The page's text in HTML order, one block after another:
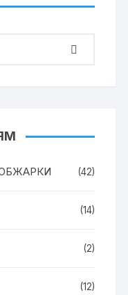
(42)
(14)
(2)
(12)